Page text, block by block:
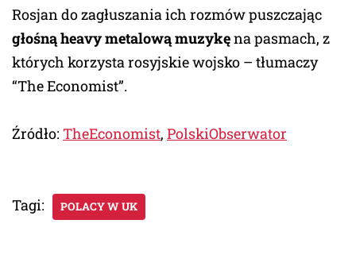
Rosjan do zagłuszania ich rozmów puszczając
głośną heavy metalową muzykęna pasmach, z
których korzysta rosyjskie wojsko – tłumaczy
“The Economist”.
Źródło: TheEconomist, PolskiObserwator
Tagi: POLACY W UK